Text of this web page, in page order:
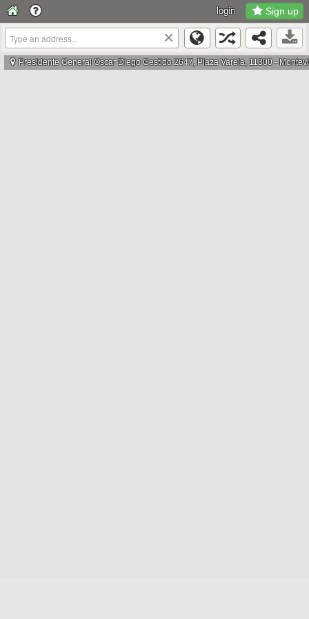
×
Presidente General Oscar Diego Gestido 2647, Plaza Varela, 11300 -
login Sign up